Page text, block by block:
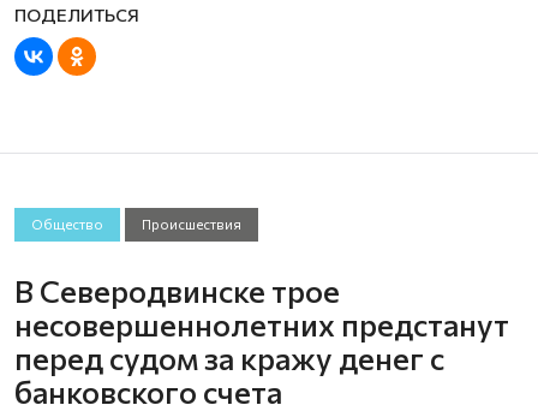
Общество Происшествия
В Северодвинске трое
несовершеннолетних предстанут
перед судом за кражу денег с
банковского счета